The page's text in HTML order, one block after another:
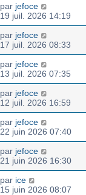
par jefoce
19 juil. 2026 14:19
par jefoce
17 juil. 2026 08:33
par jefoce
13 juil. 2026 07:35
par jefoce
12 juil. 2026 16:59
par jefoce
22 juin 2026 07:40
par jefoce
21 juin 2026 16:30
par ice
15 juin 2026 08:07